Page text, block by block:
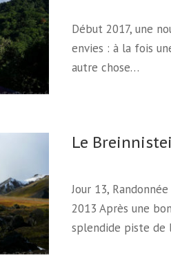
Début 2017, une
envies : à la fois
autre chose…
Le
Jour 13,
2013 Après une
splendide piste de